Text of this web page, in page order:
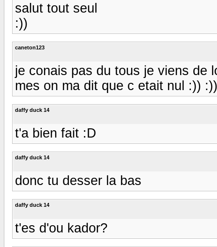
salut tout seul
:))
caneton123
je conais pas du tous je viens de
mes on ma dit que c etait nul :)) :))
daffy duck 14
t'a bien fait :D
daffy duck 14
donc tu desser la bas
daffy duck 14
t'es d'ou kador?